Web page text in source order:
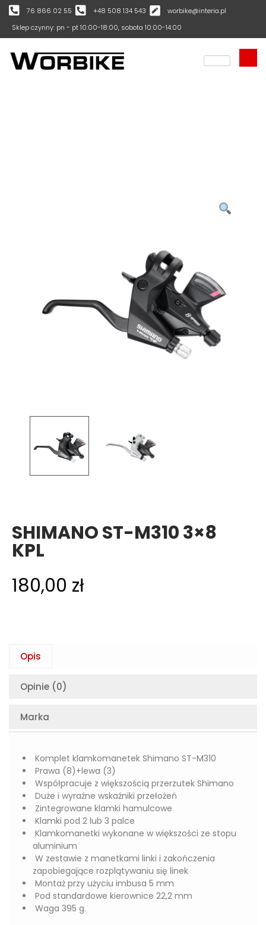
76 866 02 55 +48 508 134 543
worbike@interia.pl
Sklep czynny: pn - pt 10:00-18:00, sobota 10:00-14:00
SHIMANO ST-M310 3×8
KPL
180,00 zł
Opis
Opinie (0)
Marka
Komplet klamkomanetek Shimano ST-M310
Prawa (8)+lewa (3)
Współpracuje z większością przerzutek Shimano
Duże i wyraźne wskaźniki przełożeń
Zintegrowane klamki hamulcowe
Klamki pod 2 lub 3 palce
Klamkomanetki wykonane w większości ze stopu
aluminium
W zestawie z manetkami linki i zakończenia
zapobiegające rozplątywaniu się linek
Montaż przy użyciu imbusa 5 mm
Pod standardowe kierownice 22,2 mm
Waga 395 g.